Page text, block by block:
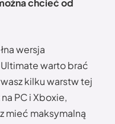
chcieć od
wersja
warto brać
kilku warstw tej
PC i Xboxie,
mieć maksymalną